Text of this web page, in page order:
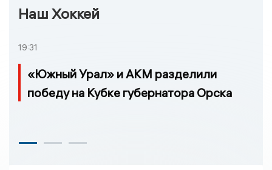
Наш Хоккей
19:31
«Южный Урал» и АКМ разделили
победу на Кубке губернатора Орска